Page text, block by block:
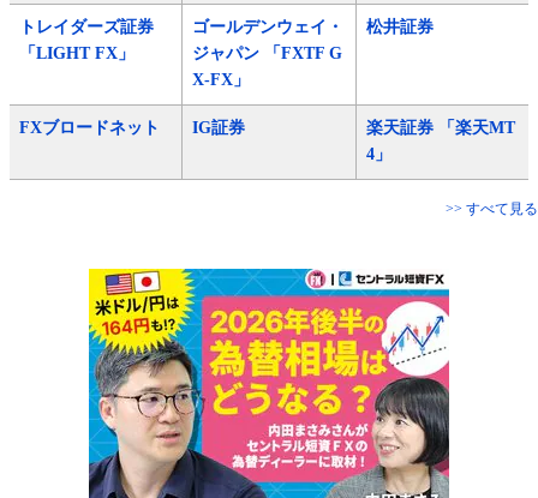
トレイダーズ証券
「LIGHT FX」
ゴールデンウェイ・
ジャパン 「FXTF G
X-FX」
松井証券
FXブロードネット IG証券
楽天証券 「楽天MT
4」
>> すべて見る